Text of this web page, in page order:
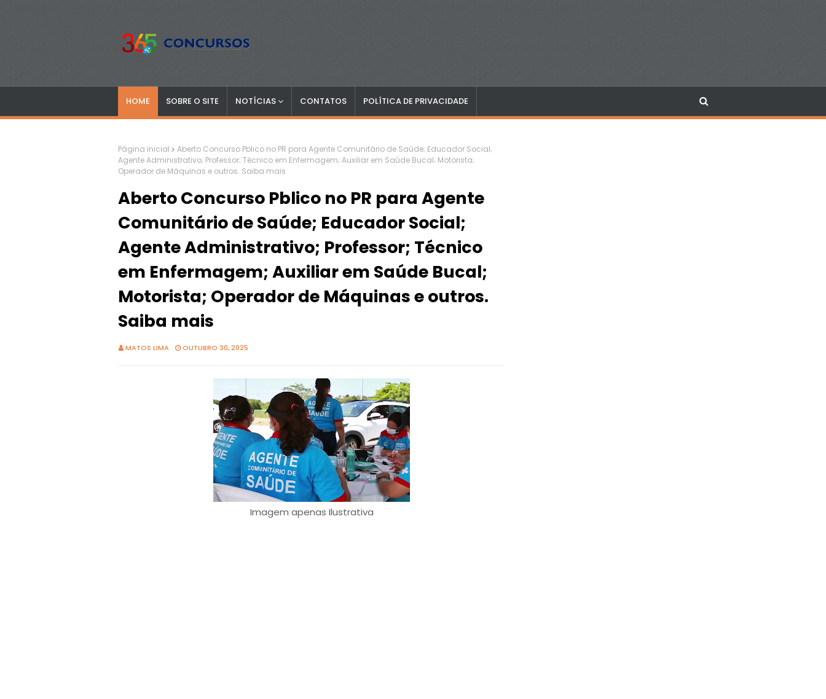
HOME SOBRE O SITE NOTÍCIAS CONTATOS POLÍTICA DE PRIVACIDADE
Página inicial
Aberto Concurso Pblico no PR para Agente Comunitário de Saúde; Educador Social;
Agente Administrativo; Professor; Técnico em Enfermagem; Auxiliar em Saúde Bucal; Motorista;
Operador de Máquinas e outros. Saiba mais
Aberto Concurso Pblico no PR para Agente
Comunitário de Saúde; Educador Social;
Agente Administrativo; Professor; Técnico
em Enfermagem; Auxiliar em Saúde Bucal;
Motorista; Operador de Máquinas e outros.
Saiba mais
MATOS LIMA OUTUBRO 30, 2025
Imagem apenas Ilustrativa